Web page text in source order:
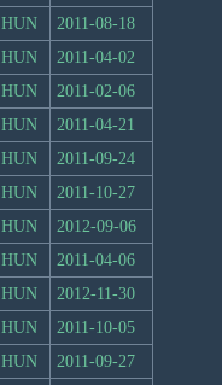
HUN
2011-08-18
HUN
2011-04-02
HUN
2011-02-06
HUN
2011-04-21
HUN
2011-09-24
HUN
2011-10-27
HUN
2012-09-06
HUN
2011-04-06
HUN
2012-11-30
HUN
2011-10-05
HUN
2011-09-27